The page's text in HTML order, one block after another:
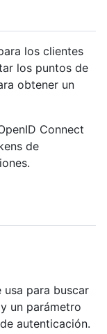
los clientes
los puntos de
obtener un
Connect
de
usa para buscar
un parámetro
autenticación.